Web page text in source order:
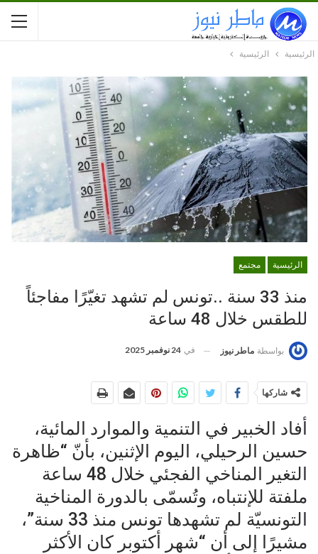
الرئيسية الرئيسية
الرئيسية مجتمع
منذ 33 سنة ..تونس لم تشهد تغيّرًا مفاجئاً
للطقس خلال 48 ساعة
بواسطة ماطر نيوز في 24 نوفمبر 2025
شاركها
أفاد الخبير في التنمية والموارد المائية،
حسين الرحيلي، اليوم الإثنين، بأنّ “ظاهرة
التغير المناخي الفجئي خلال 48 ساعة
ملفتة للإنتباه، وتُسمّى بالدورة المناخية
التونسيّة لم تشهدها تونس منذ 33 سنة”،
مشيرًا إلى أن “شهر أكتوبر كان الأكثر